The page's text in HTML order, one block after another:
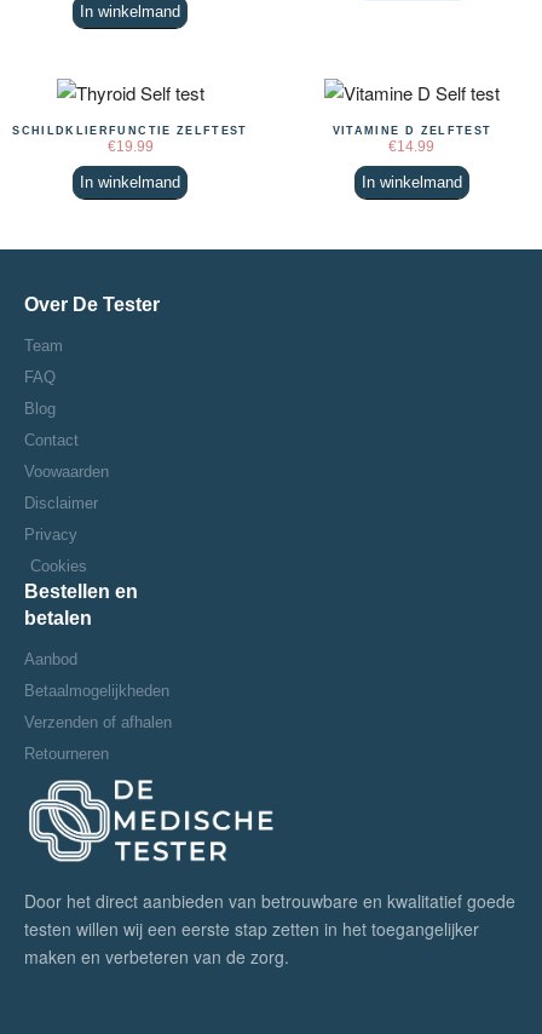
In winkelmand
SCHILDKLIERFUNCTIE ZELFTEST
€19.99
In winkelmand
VITAMINE D ZELFTEST
€14.99
In winkelmand
Over De Tester
Team
FAQ
Blog
Contact
Voowaarden
Disclaimer
Privacy
Cookies
Bestellen en
betalen
Aanbod
Betaalmogelijkheden
Verzenden of afhalen
Retourneren
Door het direct aanbieden van betrouwbare en kwalitatief goede
testen willen wij een eerste stap zetten in het toegangelijker
maken en verbeteren van de zorg.